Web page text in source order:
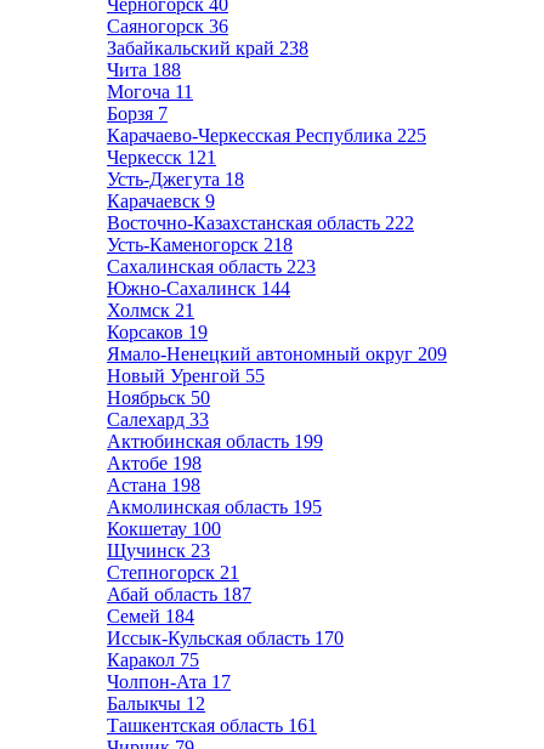
Черногорск 40
Саяногорск 36
Забайкальский край 238
Чита 188
Могоча 11
Борзя 7
Карачаево-Черкесская Республика 225
Черкесск 121
Усть-Джегута 18
Карачаевск 9
Восточно-Казахстанская область 222
Усть-Каменогорск 218
Сахалинская область 223
Южно-Сахалинск 144
Холмск 21
Корсаков 19
Ямало-Ненецкий автономный округ 209
Новый Уренгой 55
Ноябрьск 50
Салехард 33
Актюбинская область 199
Актобе 198
Астана 198
Акмолинская область 195
Кокшетау 100
Щучинск 23
Степногорск 21
Абай область 187
Семей 184
Иссык-Кульская область 170
Каракол 75
Чолпон-Ата 17
Балыкчы 12
Ташкентская область 161